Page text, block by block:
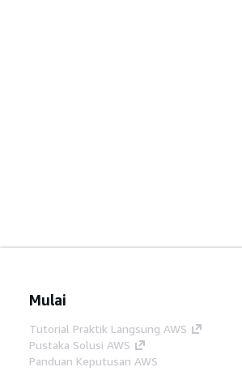
Mulai
Tutorial Praktik Langsung AWS
Pustaka Solusi AWS
Panduan Keputusan AWS